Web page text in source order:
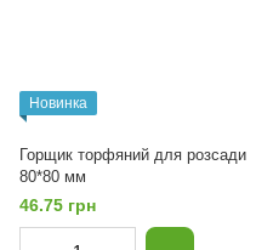
Новинка
Горщик торфяний для розсади
80*80 мм
46.75 грн